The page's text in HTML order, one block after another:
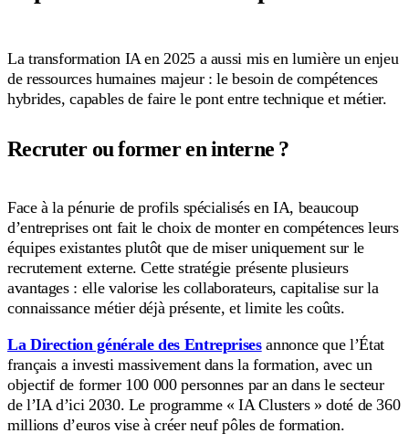
La transformation IA en 2025 a aussi mis en lumière un enjeu
de ressources humaines majeur : le besoin de compétences
hybrides, capables de faire le pont entre technique et métier.
Recruter ou former en interne ?
Face à la pénurie de profils spécialisés en IA, beaucoup
d’entreprises ont fait le choix de monter en compétences leurs
équipes existantes plutôt que de miser uniquement sur le
recrutement externe. Cette stratégie présente plusieurs
avantages : elle valorise les collaborateurs, capitalise sur la
connaissance métier déjà présente, et limite les coûts.
La Direction générale des Entreprisesannonce que l’État
français a investi massivement dans la formation, avec un
objectif de former 100 000 personnes par an dans le secteur
de l’IA d’ici 2030. Le programme « IA Clusters » doté de 360
millions d’euros vise à créer neuf pôles de formation.